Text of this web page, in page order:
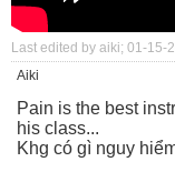
Last edited by aiki; 01-15-
Aiki
Pain is the best
his class...
Khg có gì nguy